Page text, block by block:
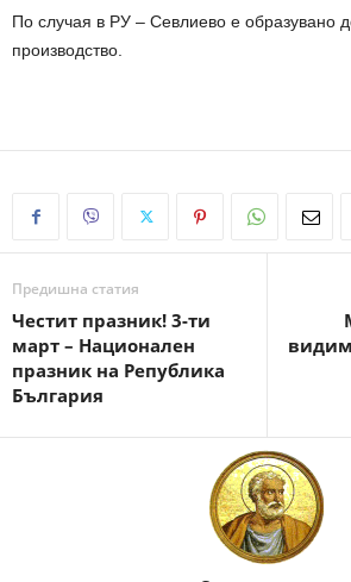
По случая в РУ – Севлиево е образувано
производство.
Предишна статия
Честит празник! 3-ти
март – Национален
празник на Република
България